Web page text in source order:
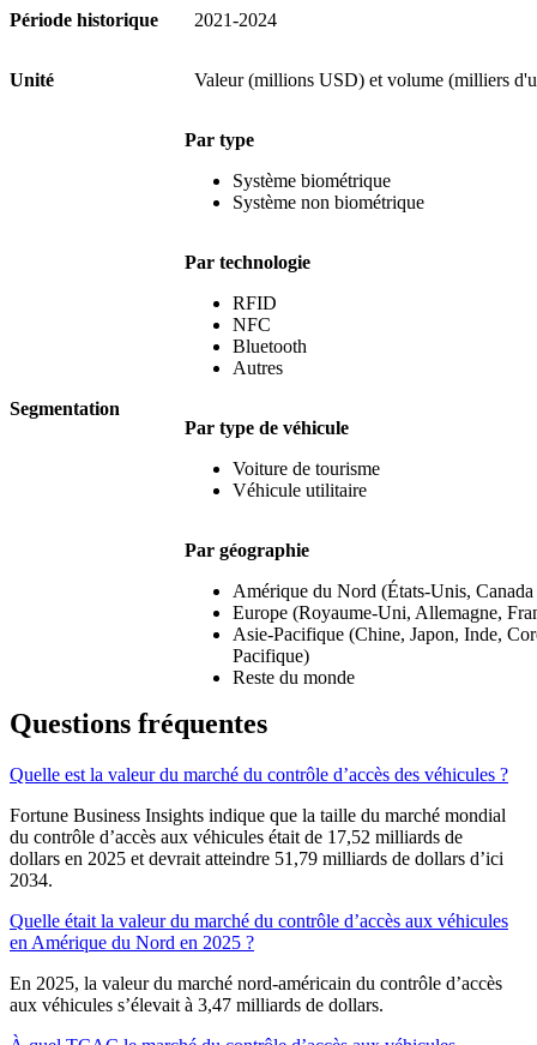
Période historique 2021-2024
Unité Valeur (millions USD) et volume (milliers
Segmentation
Par type
Système biométrique
Système non biométrique
Par technologie
RFID
NFC
Bluetooth
Autres
Par type de véhicule
Voiture de tourisme
Véhicule utilitaire
Par géographie
Amérique du Nord (États-Unis,
Europe (Royaume-Uni, Allemagne,
Asie-Pacifique (Chine, Japon, Inde,
Pacifique)
Reste du monde
Questions fréquentes
Quelle est la valeur du marché du contrôle d’accès des véhicules ?
Fortune Business Insights indique que la taille du marché mondial
du contrôle d’accès aux véhicules était de 17,52 milliards de
dollars en 2025 et devrait atteindre 51,79 milliards de dollars d’ici
2034.
Quelle était la valeur du marché du contrôle d’accès aux véhicules
en Amérique du Nord en 2025 ?
En 2025, la valeur du marché nord-américain du contrôle d’accès
aux véhicules s’élevait à 3,47 milliards de dollars.